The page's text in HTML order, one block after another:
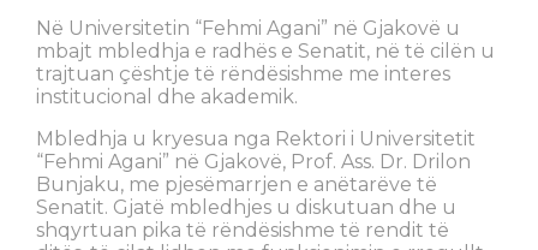
Në Universitetin “Fehmi Agani” në Gjakovë u
mbajt mbledhja e radhës e Senatit, në të cilën u
trajtuan çështje të rëndësishme me interes
institucional dhe akademik.
Mbledhja u kryesua nga Rektori i Universitetit
“Fehmi Agani” në Gjakovë, Prof. Ass. Dr. Drilon
Bunjaku, me pjesëmarrjen e anëtarëve të
Senatit. Gjatë mbledhjes u diskutuan dhe u
shqyrtuan pika të rëndësishme të rendit të